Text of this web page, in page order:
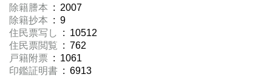
除籍謄本 : 2007
除籍抄本 : 9
住民票写し
: 10512
住民票閲覧 : 762
戸籍附票 : 1061
印鑑証明書 : 6913